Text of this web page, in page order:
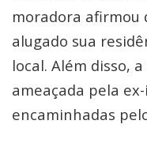
moradora afirmou
alugado sua
local. Além disso,
ameaçada pela
encaminhadas